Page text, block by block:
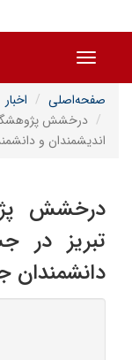
navigation
صفحه‌اصلی اخبار
درخشش
اندیشمندان و
درخشش
تبریز در
دانشمندان